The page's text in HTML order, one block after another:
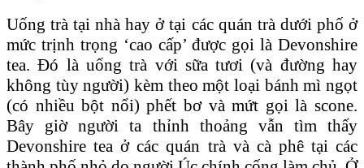
Uống trà tại nhà hay ở tại các quán trà dưới phố ở
mức trịnh trọng ‘cao cấp’ được gọi là Devonshire
tea. Ðó là uống trà với sữa tươi (và đường hay
không tùy người) kèm theo một loại bánh mì ngọt
(có nhiều bột nổi) phết bơ và mứt gọi là scone.
Bây giờ người ta thỉnh thoảng vẫn tìm thấy
Devonshire tea ở các quán trà và cà phê tại các